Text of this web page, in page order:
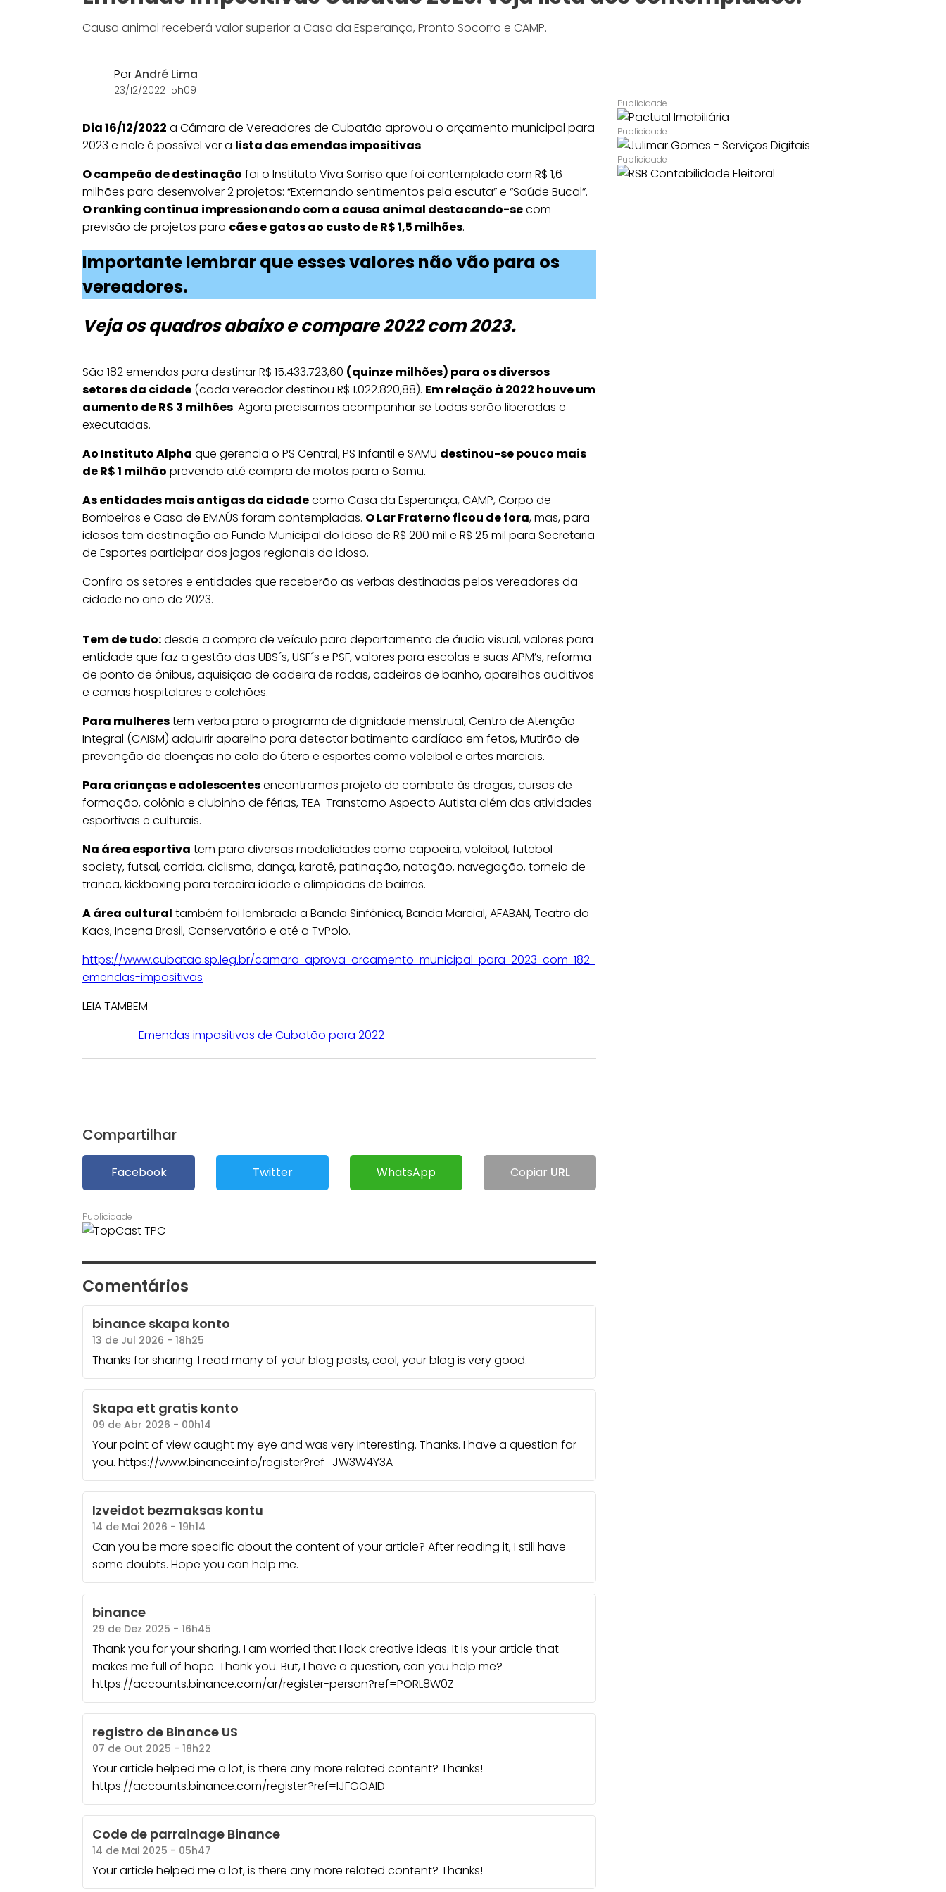
Causa animal receberá valor superior a Casa da Esperança, Pronto Socorro e CAMP.
PorAndré Lima
23/12/2022 15h09
Dia 16/12/2022 a Câmara de Vereadores de Cubatão aprovou o orçamento municipal para
2023 e nele é possível ver a lista das emendas impositivas.
O campeão de destinação foi o Instituto Viva Sorriso que foi contemplado com R$ 1,6
milhões para desenvolver 2 projetos: “Externando sentimentos pela escuta” e “Saúde Bucal”.
O ranking continua impressionando com a causa animal destacando-secom
previsão de projetos para cães e gatos ao custo de R$ 1,5 milhões.
Importante lembrar que esses valores não vão para os
vereadores.
Veja os quadros abaixo e compare 2022 com 2023.
São 182 emendas para destinar R$ 15.433.723,60 (quinze milhões) para os diversos
setores da cidade (cada vereador destinou R$ 1.022.820,88). Em relação à 2022 houve um
aumento de R$ 3 milhões. Agora precisamos acompanhar se todas serão liberadas e
executadas.
Ao Instituto Alpha que gerencia o PS Central, PS Infantil e SAMU destinou-se pouco mais
de R$ 1 milhão prevendo até compra de motos para o Samu.
As entidades mais antigas da cidadecomo Casa da Esperança, CAMP, Corpo de
Bombeiros e Casa de EMAÚS foram contempladas. O Lar Fraterno ficou de fora, mas, para
idosos tem destinação ao Fundo Municipal do Idoso de R$ 200 mil e R$ 25 mil para Secretaria
de Esportes participar dos jogos regionais do idoso.
Confira os setores e entidades que receberão as verbas destinadas pelos vereadores da
cidade no ano de 2023.
Tem de tudo:desde a compra de veículo para departamento de áudio visual, valores para
entidade que faz a gestão das UBS´s, USF´s e PSF, valores para escolas e suas APM’s, reforma
de ponto de ônibus, aquisição de cadeira de rodas, cadeiras de banho, aparelhos auditivos
e camas hospitalares e colchões.
Para mulherestem verba para o programa de dignidade menstrual, Centro de Atenção
Integral (CAISM) adquirir aparelho para detectar batimento cardíaco em fetos, Mutirão de
prevenção de doenças no colo do útero e esportes como voleibol e artes marciais.
Para crianças e adolescentesencontramos projeto de combate às drogas, cursos de
formação, colônia e clubinho de férias, TEA-Transtorno Aspecto Autista além das atividades
esportivas e culturais.
Na área esportiva tem para diversas modalidades como capoeira, voleibol, futebol
society, futsal, corrida, ciclismo, dança, karatê, patinação, natação, navegação, torneio de
tranca, kickboxing para terceira idade e olimpíadas de bairros.
A área cultural também foi lembrada a Banda Sinfônica, Banda Marcial, AFABAN, Teatro do
Kaos, Incena Brasil, Conservatório e até a TvPolo.
https://www.cubatao.sp.leg.br/camara-aprova-orcamento-municipal-para-2023-com-182-
emendas-impositivas
LEIA TAMBEM
Emendas impositivas de Cubatão para 2022
Compartilhar
Facebook Twitter WhatsApp Copiar URL
Comentários
binance skapa konto
13 de Jul 2026 - 18h25
Thanks for sharing. I read many of your blog posts, cool, your blog is very good.
Skapa ett gratis konto
09 de Abr 2026 - 00h14
Your point of view caught my eye and was very interesting. Thanks. I have a question for
you. https://www.binance.info/register?ref=JW3W4Y3A
Izveidot bezmaksas kontu
14 de Mai 2026 - 19h14
Can you be more specific about the content of your article? After reading it, I still have
some doubts. Hope you can help me.
binance
29 de Dez 2025 - 16h45
Thank you for your sharing. I am worried that I lack creative ideas. It is your article that
makes me full of hope. Thank you. But, I have a question, can you help me?
https://accounts.binance.com/ar/register-person?ref=PORL8W0Z
registro de Binance US
07 de Out 2025 - 18h22
Your article helped me a lot, is there any more related content? Thanks!
https://accounts.binance.com/register?ref=IJFGOAID
Code de parrainage Binance
14 de Mai 2025 - 05h47
Your article helped me a lot, is there any more related content? Thanks!